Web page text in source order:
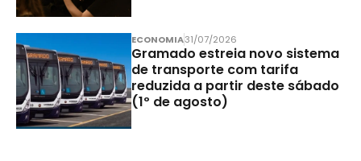
ECONOMIA31/07/2026
Gramado estreia novo sistema
de transporte com tarifa
reduzida a partir deste sábado
(1º de agosto)